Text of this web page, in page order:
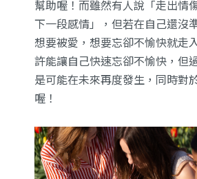
幫助喔！而雖然有人說「走出情
下一段感情」，但若在自己還沒
想要被愛，想要忘卻不愉快就走
許能讓自己快速忘卻不愉快，但
是可能在未來再度發生，同時對
喔！